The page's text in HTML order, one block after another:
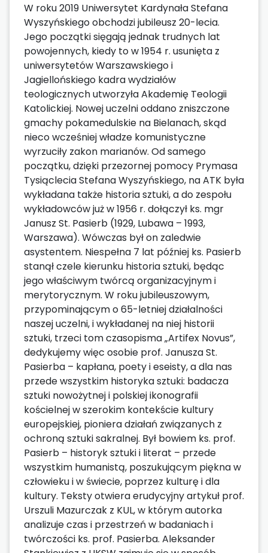
W roku 2019 Uniwersytet Kardynała Stefana
Wyszyńskiego obchodzi jubileusz 20-lecia.
Jego początki sięgają jednak trudnych lat
powojennych, kiedy to w 1954 r. usunięta z
uniwersytetów Warszawskiego i
Jagiellońskiego kadra wydziałów
teologicznych utworzyła Akademię Teologii
Katolickiej. Nowej uczelni oddano zniszczone
gmachy pokamedulskie na Bielanach, skąd
nieco wcześniej władze komunistyczne
wyrzuciły zakon marianów. Od samego
początku, dzięki przezornej pomocy Prymasa
Tysiąclecia Stefana Wyszyńskiego, na ATK była
wykładana także historia sztuki, a do zespołu
wykładowców już w 1956 r. dołączył ks. mgr
Janusz St. Pasierb (1929, Lubawa – 1993,
Warszawa). Wówczas był on zaledwie
asystentem. Niespełna 7 lat później ks. Pasierb
stanął czele kierunku historia sztuki, będąc
jego właściwym twórcą organizacyjnym i
merytorycznym. W roku jubileuszowym,
przypominającym o 65-letniej działalności
naszej uczelni, i wykładanej na niej historii
sztuki, trzeci tom czasopisma „Artifex Novus”,
dedykujemy więc osobie prof. Janusza St.
Pasierba – kapłana, poety i eseisty, a dla nas
przede wszystkim historyka sztuki: badacza
sztuki nowożytnej i polskiej ikonografii
kościelnej w szerokim kontekście kultury
europejskiej, pioniera działań związanych z
ochroną sztuki sakralnej. Był bowiem ks. prof.
Pasierb – historyk sztuki i literat – przede
wszystkim humanistą, poszukującym piękna w
człowieku i w świecie, poprzez kulturę i dla
kultury. Teksty otwiera erudycyjny artykuł prof.
Urszuli Mazurczak z KUL, w którym autorka
analizuje czas i przestrzeń w badaniach i
twórczości ks. prof. Pasierba. Aleksander